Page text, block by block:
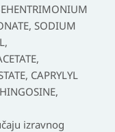
SODIUM
CAPRYLYL
izravnog